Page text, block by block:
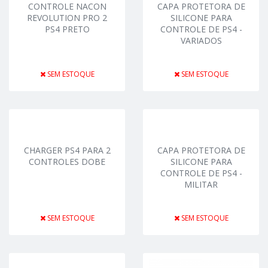
CONTROLE NACON
REVOLUTION PRO 2
PS4 PRETO
SEM ESTOQUE
CAPA PROTETORA DE
SILICONE PARA
CONTROLE DE PS4 -
VARIADOS
SEM ESTOQUE
CHARGER PS4 PARA 2
CONTROLES DOBE
SEM ESTOQUE
CAPA PROTETORA DE
SILICONE PARA
CONTROLE DE PS4 -
MILITAR
SEM ESTOQUE